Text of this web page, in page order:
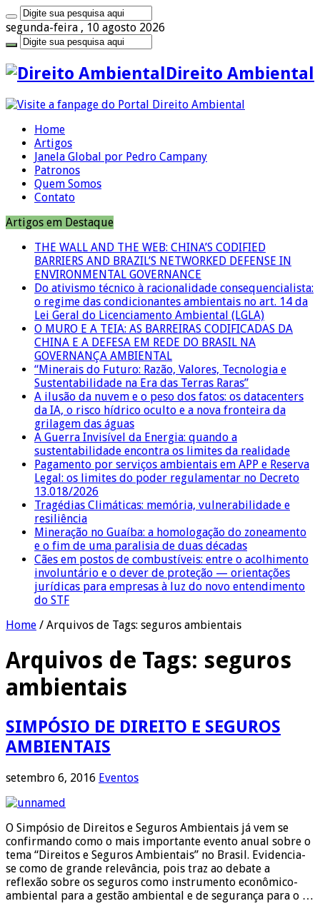
segunda-feira , 10 agosto 2026
Direito Ambiental
Home
Artigos
Janela Global por Pedro Campany
Patronos
Quem Somos
Contato
Artigos em Destaque
THE WALL AND THE WEB: CHINA’S CODIFIED
BARRIERS AND BRAZIL’S NETWORKED DEFENSE IN
ENVIRONMENTAL GOVERNANCE
Do ativismo técnico à racionalidade consequencialista:
o regime das condicionantes ambientais no art. 14 da
Lei Geral do Licenciamento Ambiental (LGLA)
O MURO E A TEIA: AS BARREIRAS CODIFICADAS DA
CHINA E A DEFESA EM REDE DO BRASIL NA
GOVERNANÇA AMBIENTAL
“Minerais do Futuro: Razão, Valores, Tecnologia e
Sustentabilidade na Era das Terras Raras”
A ilusão da nuvem e o peso dos fatos: os datacenters
da IA, o risco hídrico oculto e a nova fronteira da
grilagem das águas
A Guerra Invisível da Energia: quando a
sustentabilidade encontra os limites da realidade
Pagamento por serviços ambientais em APP e Reserva
Legal: os limites do poder regulamentar no Decreto
13.018/2026
Tragédias Climáticas: memória, vulnerabilidade e
resiliência
Mineração no Guaíba: a homologação do zoneamento
e o fim de uma paralisia de duas décadas
Cães em postos de combustíveis: entre o acolhimento
involuntário e o dever de proteção — orientações
jurídicas para empresas à luz do novo entendimento
do STF
Home / Arquivos de Tags: seguros ambientais
Arquivos de Tags: seguros
ambientais
SIMPÓSIO DE DIREITO E SEGUROS
AMBIENTAIS
setembro 6, 2016 Eventos
O Simpósio de Direitos e Seguros Ambientais já vem se
confirmando como o mais importante evento anual sobre o
tema “Direitos e Seguros Ambientais” no Brasil. Evidencia-
se como de grande relevância, pois traz ao debate a
reflexão sobre os seguros como instrumento econômico-
ambiental para a gestão ambiental e de segurança para o …